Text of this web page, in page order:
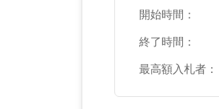
開始時間：
終了時間：
最高額入札者：